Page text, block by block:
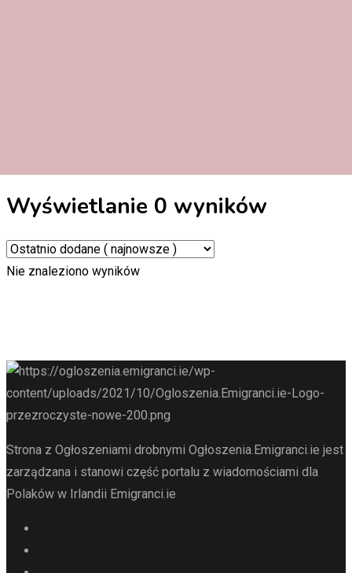
Wyświetlanie 0 wyników
Nie znaleziono wyników
Strona z Ogłoszeniami drobnymi Ogłoszenia.Emigranci.ie jest
zarządzana i stanowi część portalu z wiadomościami dla
Polaków w Irlandii Emigranci.ie